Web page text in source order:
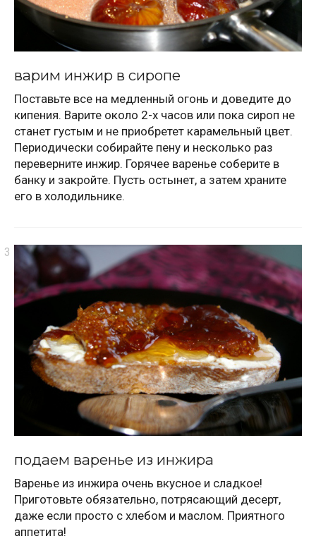
варим инжир в сиропе
Поставьте все на медленный огонь и доведите до
кипения. Варите около 2-х часов или пока сироп не
станет густым и не приобретет карамельный цвет.
Периодически собирайте пену и несколько раз
переверните инжир. Горячее варенье соберите в
банку и закройте. Пусть остынет, а затем храните
его в холодильнике.
подаем варенье из инжира
Варенье из инжира очень вкусное и сладкое!
Приготовьте обязательно, потрясающий десерт,
даже если просто с хлебом и маслом. Приятного
аппетита!